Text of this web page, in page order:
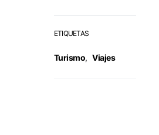
ETIQUETAS
Turismo, Viajes